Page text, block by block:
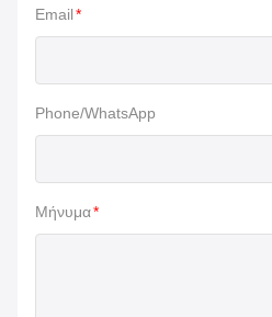
Email*
Phone/WhatsApp
Μήνυμα*